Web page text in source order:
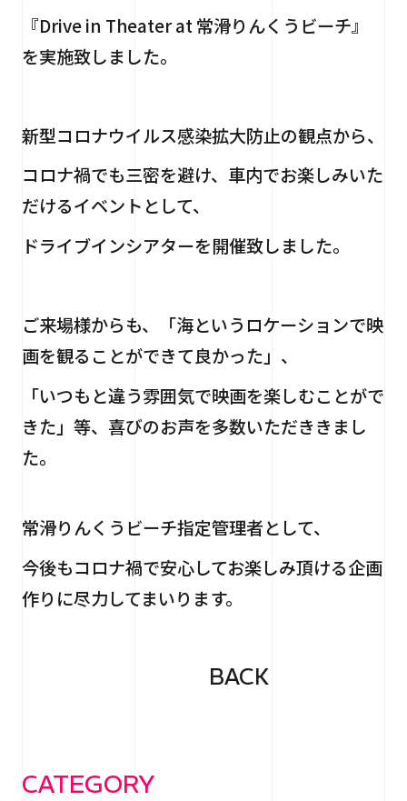
『Drive in Theater at 常滑りんくうビーチ』
を実施致しました。
新型コロナウイルス感染拡大防止の観点から、
コロナ禍でも三密を避け、車内でお楽しみいた
だけるイベントとして、
ドライブインシアターを開催致しました。
ご来場様からも、「海というロケーションで映
画を観ることができて良かった」、
「いつもと違う雰囲気で映画を楽しむことがで
きた」等、喜びのお声を多数いただききまし
た。
常滑りんくうビーチ指定管理者として、
今後もコロナ禍で安心してお楽しみ頂ける企画
作りに尽力してまいります。
BACK
CATEGORY